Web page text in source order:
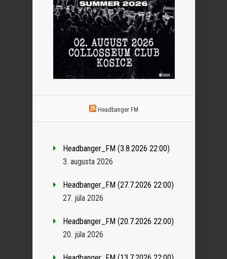
Headbanger FM
Headbanger_FM (3.8.2026 22:00)
3. augusta 2026
Headbanger_FM (27.7.2026 22:00)
27. júla 2026
Headbanger_FM (20.7.2026 22:00)
20. júla 2026